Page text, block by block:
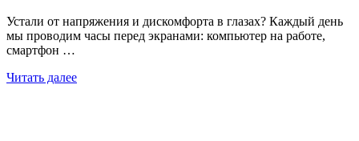
Устали от напряжения и дискомфорта в глазах? Каждый день
мы проводим часы перед экранами: компьютер на работе,
смартфон …
Читать далее